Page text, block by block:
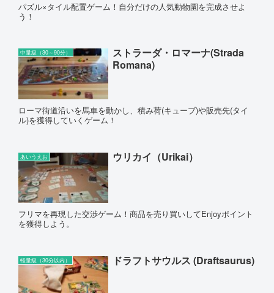
パズル×タイル配置ゲーム！自分だけの人気動物園を完成させよ
う！
中量級（30～90分）
ストラーダ・ロマーナ(Strada
Romana)
ローマ街道沿いを馬車を動かし、積み荷(キューブ)や販売先(タイ
ル)を獲得していくゲーム！
あいうえお ウリカイ（Urikai）
フリマを再現した交渉ゲーム！商品を売り買いしてEnjoyポイント
を獲得しよう。
軽量級（30分以内） ドラフトサウルス (Draftsaurus)